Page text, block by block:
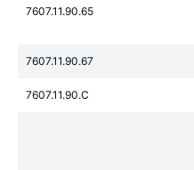
7607.11.90.65
7607.11.90.67
7607.11.90.C